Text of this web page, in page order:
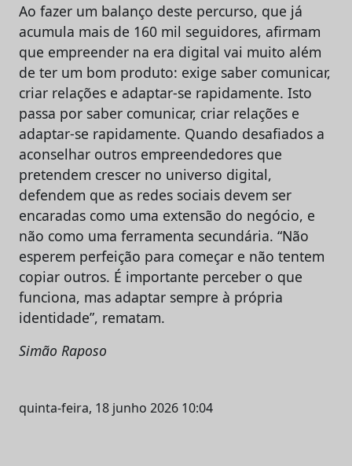
Ao fazer um balanço deste percurso, que já
acumula mais de 160 mil seguidores, afirmam
que empreender na era digital vai muito além
de ter um bom produto: exige saber comunicar,
criar relações e adaptar-se rapidamente. Isto
passa por saber comunicar, criar relações e
adaptar-se rapidamente. Quando desafiados a
aconselhar outros empreendedores que
pretendem crescer no universo digital,
defendem que as redes sociais devem ser
encaradas como uma extensão do negócio, e
não como uma ferramenta secundária. “Não
esperem perfeição para começar e não tentem
copiar outros. É importante perceber o que
funciona, mas adaptar sempre à própria
identidade”, rematam.
Simão Raposo
quinta-feira, 18 junho 2026 10:04